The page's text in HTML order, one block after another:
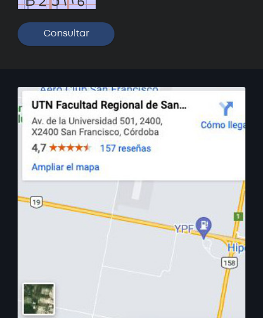
Próximamente
Curso: Análisis y visualización de
datos con PowerBI
Próximamente
Curso: Instalaciones eléctricas
domiciliarias
Próximamente